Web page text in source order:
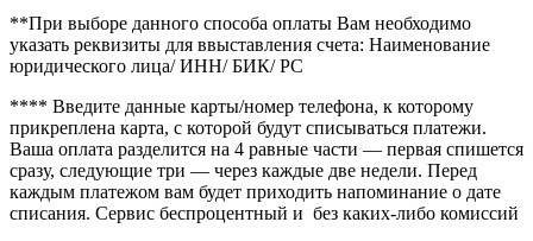
**При выборе данного способа оплаты Вам необходимо
указать реквизиты для ввыставления счета: Наименование
юридического лица/ ИНН/ БИК/ РС
**** Введите данные карты/номер телефона, к которому
прикреплена карта, с которой будут списываться платежи.
Ваша оплата разделится на 4 равные части — первая спишется
сразу, следующие три — через каждые две недели. Перед
каждым платежом вам будет приходить напоминание о дате
списания. Сервис беспроцентный и без каких-либо комиссий